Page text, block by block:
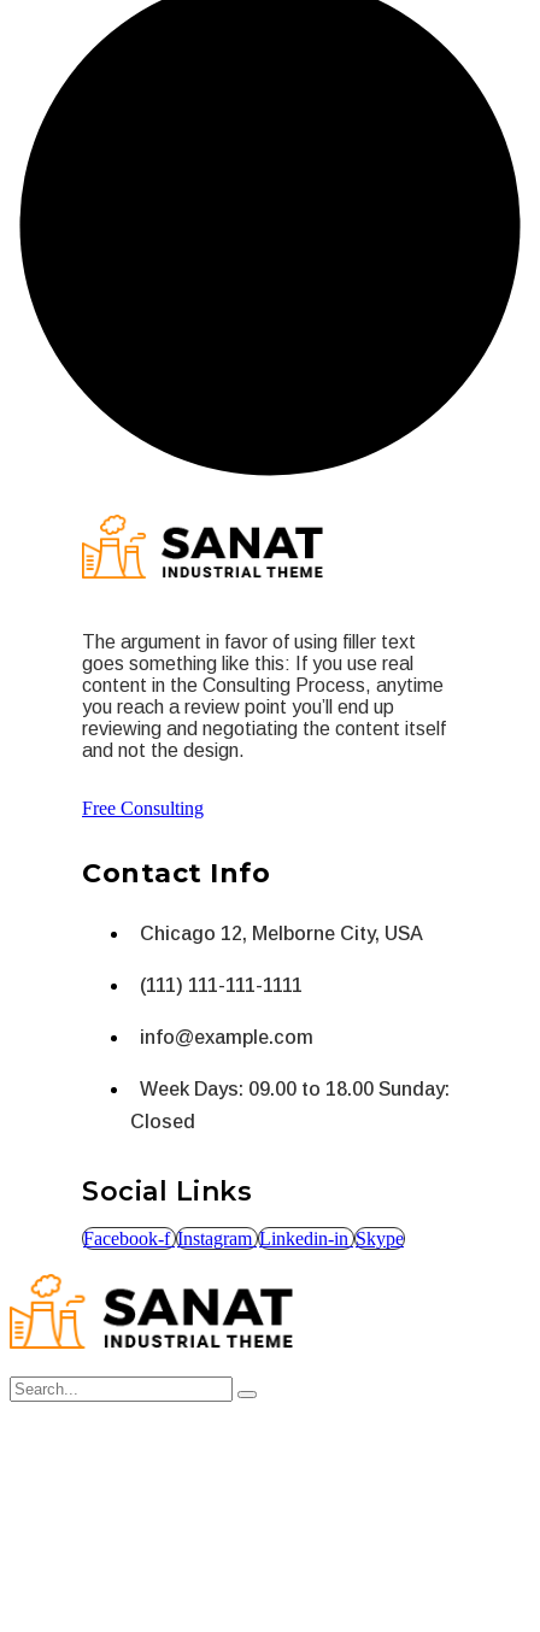
The argument in favor of using filler text
goes something like this: If you use real
content in the Consulting Process, anytime
you reach a review point you’ll end up
reviewing and negotiating the content itself
and not the design.
Free Consulting
Contact Info
Chicago 12, Melborne City, USA
(111) 111-111-1111
info@example.com
Week Days: 09.00 to 18.00 Sunday:
Closed
Social Links
Facebook-f Instagram Linkedin-in Skype